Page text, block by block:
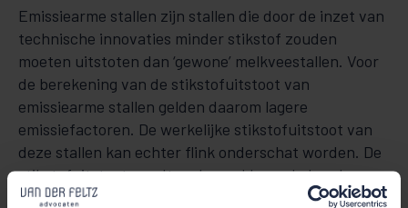
Emissiearme stallen zijn stallen die door de inzet van
technische innovaties minder stikstof zouden
moeten uitstoten dan ‘gewone’ melkveestallen. Voor
de berekening van de stikstofuitstoot van
emissiearme stallen gelden daarom lagere
emissiefactoren. De werkelijke stikstofuitstoot van
deze stallen kan echter flink onderschat worden. De
stikstofuitstoot wordt nu bepaald aan de hand van
de emissiefactoren uit de Regeling Ammoniak en